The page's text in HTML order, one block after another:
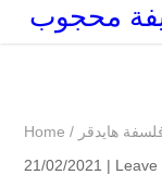
محجوب
Home / هايدقر
21/02/2021 | Leave